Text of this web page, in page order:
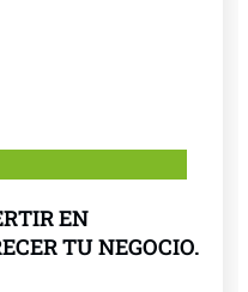
EN
TU NEGOCIO.